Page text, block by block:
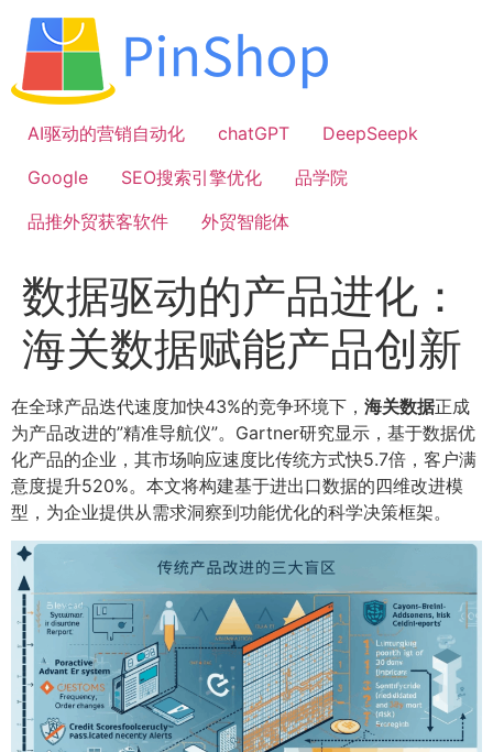
容
AI驱动的营销自动化
chatGPT
DeepSeepk
Google
SEO搜索引擎优化
品学院
品推外贸获客软件
外贸智能体
数据驱动的产品进化：
海关数据赋能产品创新
在全球产品迭代速度加快43%的竞争环境下， 海关数据正成
为产品改进的”精准导航仪”。Gartner研究显示，基于数据优
化产品的企业，其市场响应速度比传统方式快5.7倍，客户满
意度提升520%。本文将构建基于进出口数据的四维改进模
型，为企业提供从需求洞察到功能优化的科学决策框架。